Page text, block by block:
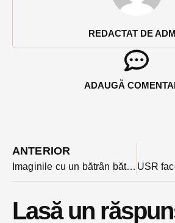
REDACTAT DE
ADAUGĂ
ANTERIOR
Imaginile cu un bătrân bătut într-un autobuz de un alt călător au stârnit furie pe rețelele de socializare. Șoferul l-a dat jos pe agresor din autobuz. Poliția s-a autosesizat
Lasă un